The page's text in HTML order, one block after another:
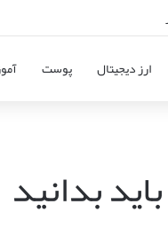
ارز دیجیتال پوست
بدانید